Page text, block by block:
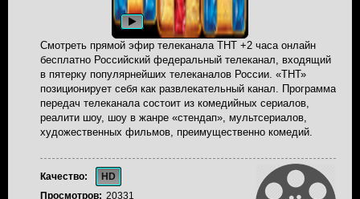
Смотреть прямой эфир телеканала ТНТ +2 часа онлайн
бесплатно Российский федеральный телеканал, входящий
в пятерку популярнейших телеканалов России. «ТНТ»
позиционирует себя как развлекательный канал. Программа
передач телеканала состоит из комедийных сериалов,
реалити шоу, шоу в жанре «стендап», мультсериалов,
художественных фильмов, преимущественно комедий.
Качество:
HD
Просмотров: 20331